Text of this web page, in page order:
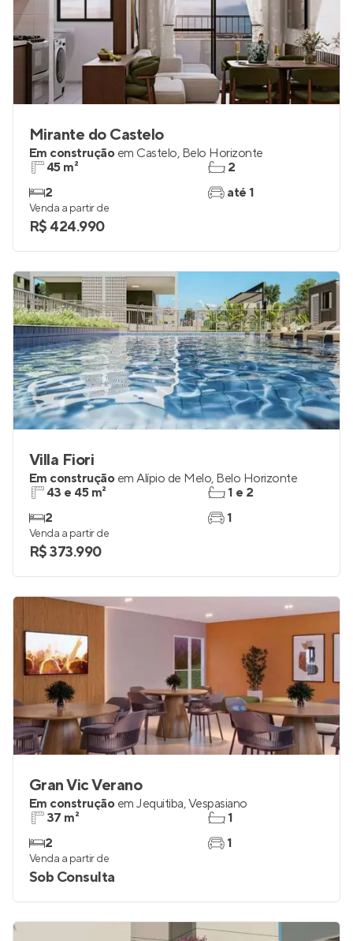
Mirante do Castelo
Em construção em Castelo, Belo Horizonte
45 m²
2
2
até 1
Venda a partir de
R$ 424.990
Villa Fiori
Em construção em Alípio de Melo, Belo Horizonte
43 e 45 m²
2
1 e 2
1
Venda a partir de
R$ 373.990
Gran Vic Verano
Em construção em Jequitiba,Vespasiano
37 m²
2
1
1
Venda a partir de
Sob Consulta